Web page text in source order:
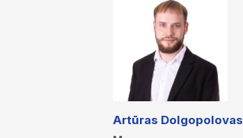
Artūras Dolgopolovas